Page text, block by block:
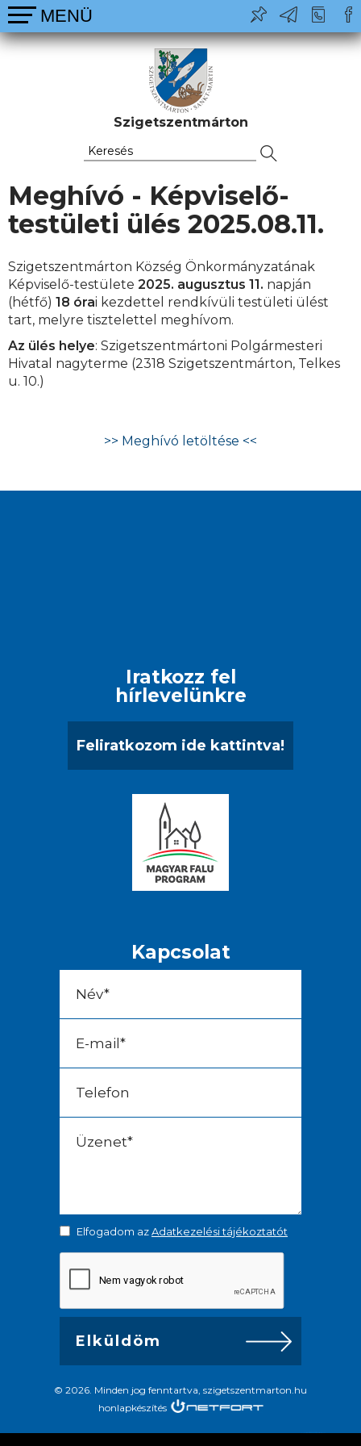
Szigetszentmárton
Meghívó - Képviselő-
testületi ülés 2025.08.11.
Szigetszentmárton Község Önkormányzatának
Képviselő-testülete 2025. augusztus 11. napján
(hétfő) 18 órai kezdettel rendkívüli testületi ülést
tart, melyre tisztelettel meghívom.
Az ülés helye: Szigetszentmártoni Polgármesteri
Hivatal nagyterme (2318 Szigetszentmárton, Telkes
u. 10.)
>> Meghívó letöltése <<
Iratkozz fel
hírlevelünkre
Feliratkozom ide kattintva!
Kapcsolat
Elfogadom azAdatkezelési tájékoztatót
© 2026. Minden jog fenntartva, szigetszentmarton.hu
honlapkészítés